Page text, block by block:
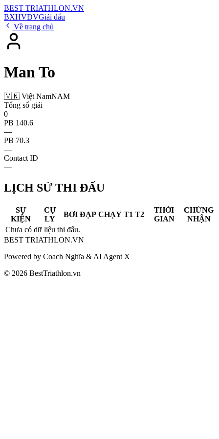
BEST TRIATHLON.VN
BXHVĐVGiải đấu
Về trang chủ
Man To
🇻🇳 Việt NamNAM
Tổng số giải
0
PB 140.6
—
PB 70.3
—
Contact ID
—
LỊCH SỬ THI ĐẤU
SỰ
KIỆN
CỰ
LY
BƠI ĐẠP CHẠY T1 T2
THỜI
GIAN
CHỨNG
NHẬN
Chưa có dữ liệu thi đấu.
BEST TRIATHLON.VN
Powered by Coach Nghĩa & AI Agent X
© 2026 BestTriathlon.vn